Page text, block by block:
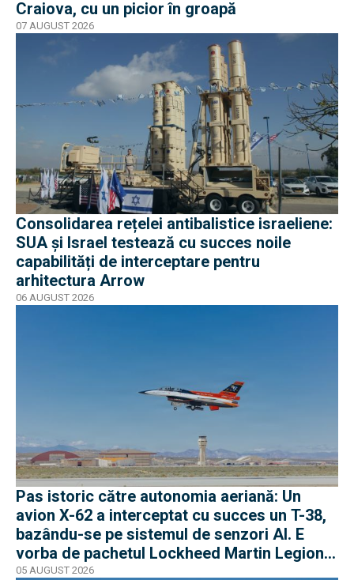
Craiova, cu un picior în groapă
07 AUGUST 2026
Consolidarea rețelei antibalistice israeliene:
SUA și Israel testează cu succes noile
capabilități de interceptare pentru
arhitectura Arrow
06 AUGUST 2026
Pas istoric către autonomia aeriană: Un
avion X-62 a interceptat cu succes un T-38,
bazându-se pe sistemul de senzori AI. E
vorba de pachetul Lockheed Martin Legion
Pod
05 AUGUST 2026